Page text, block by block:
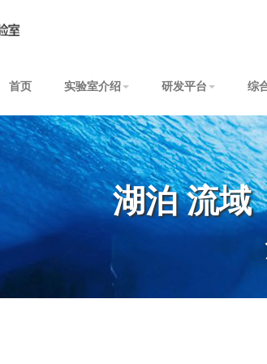
首页 实验室介绍 研发平台 综
湖泊 流域